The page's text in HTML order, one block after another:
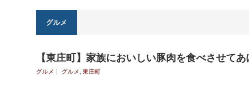
グルメ
【東庄町】家族においしい豚肉を食べさせて
グルメ グルメ , 東庄町